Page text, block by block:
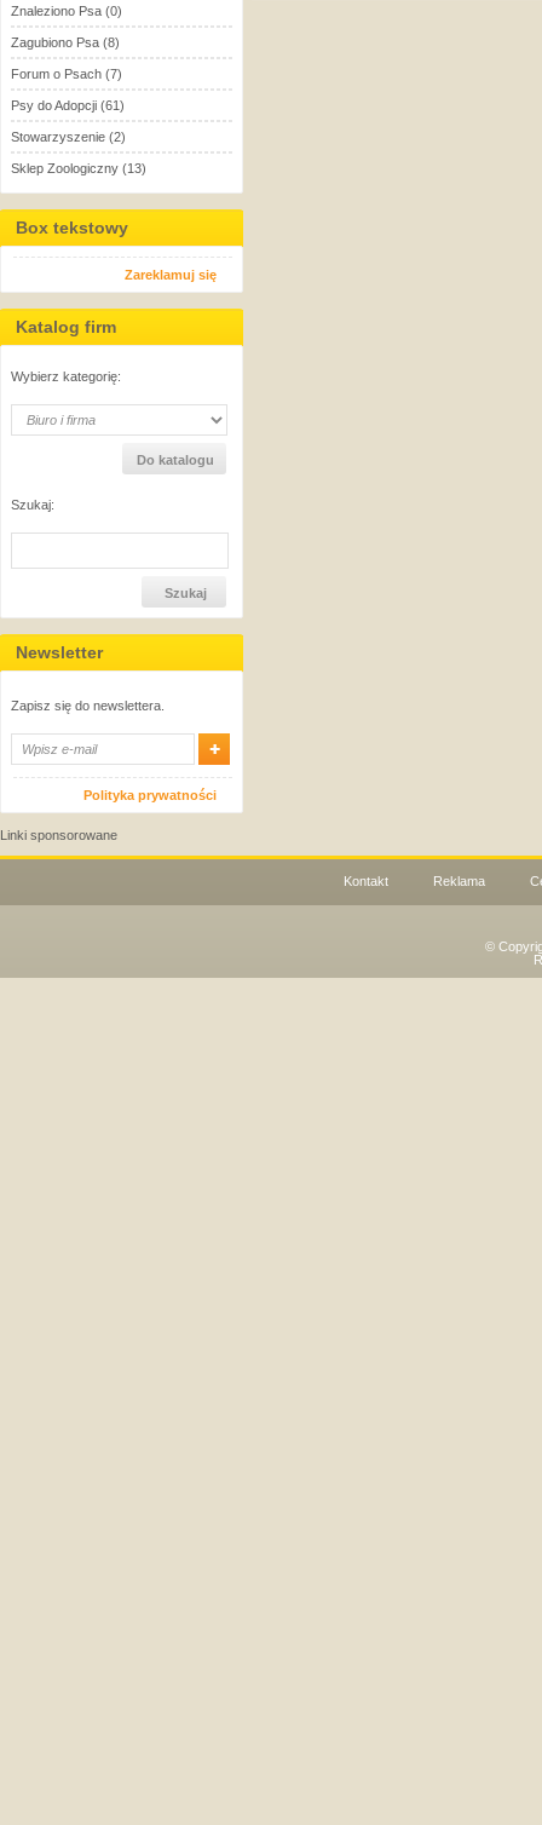
Znaleziono Psa (0)
Zagubiono Psa (8)
Forum o Psach (7)
Psy do Adopcji (61)
Stowarzyszenie (2)
Sklep Zoologiczny (13)
Box tekstowy
Zareklamuj się
Katalog firm
Wybierz kategorię:
Szukaj:
Newsletter
Zapisz się do newslettera.
Polityka prywatności
Linki sponsorowane
Kontakt Reklama
©